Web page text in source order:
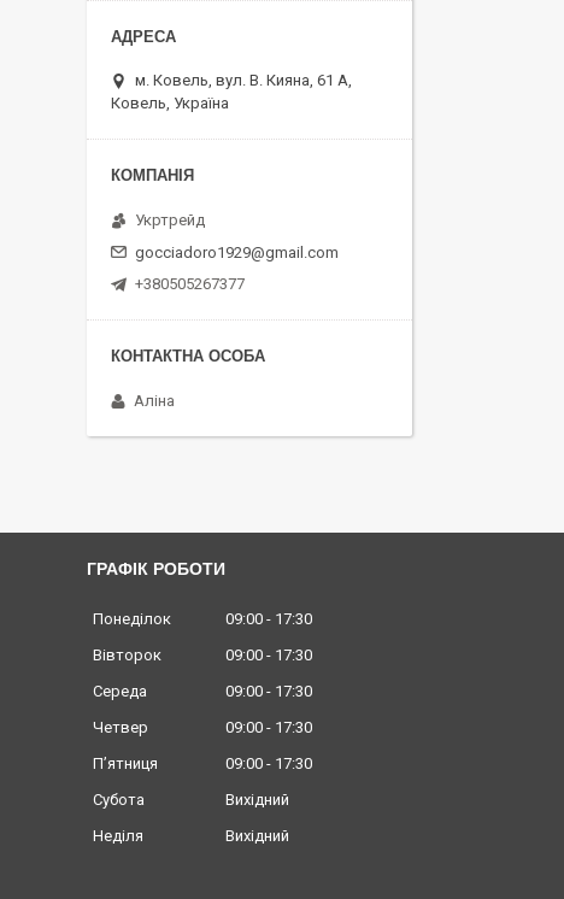
м. Ковель, вул. В. Кияна, 61 А,
Ковель, Україна
Укртрейд
gocciadoro1929@gmail.com
+380505267377
Аліна
ГРАФІК РОБОТИ
Понеділок 09:00
17:30
Вівторок
09:00
17:30
Середа
09:00
17:30
Четвер
09:00
17:30
Пʼятниця
09:00
17:30
Субота
Вихідний
Неділя
Вихідний